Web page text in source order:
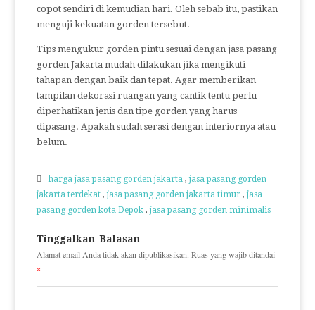
copot sendiri di kemudian hari. Oleh sebab itu, pastikan
menguji kekuatan gorden tersebut.
Tips mengukur gorden pintu sesuai dengan jasa pasang
gorden Jakarta mudah dilakukan jika mengikuti
tahapan dengan baik dan tepat. Agar memberikan
tampilan dekorasi ruangan yang cantik tentu perlu
diperhatikan jenis dan tipe gorden yang harus
dipasang. Apakah sudah serasi dengan interiornya atau
belum.
harga jasa pasang gorden jakarta ,jasa pasang gorden
jakarta terdekat ,jasa pasang gorden jakarta timur ,jasa
pasang gorden kota Depok ,jasa pasang gorden minimalis
Tinggalkan Balasan
Alamat email Anda tidak akan dipublikasikan. Ruas yang wajib ditandai
*